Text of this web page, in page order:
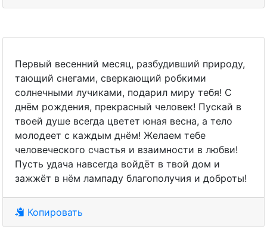
Первый весенний месяц, разбудивший природу,
тающий снегами, сверкающий робкими
солнечными лучиками, подарил миру тебя! С
днём рождения, прекрасный человек! Пускай в
твоей душе всегда цветет юная весна, а тело
молодеет с каждым днём! Желаем тебе
человеческого счастья и взаимности в любви!
Пусть удача навсегда войдёт в твой дом и
зажжёт в нём лампаду благополучия и доброты!
Копировать